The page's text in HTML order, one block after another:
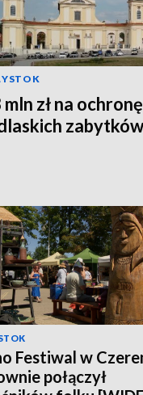
mln zł na
Festiwal w
połączył